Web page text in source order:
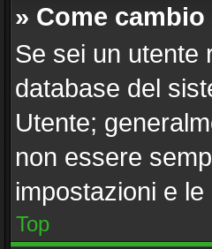
» Come
Se sei un utente
database del
Utente;
non essere
impostazioni e
Top